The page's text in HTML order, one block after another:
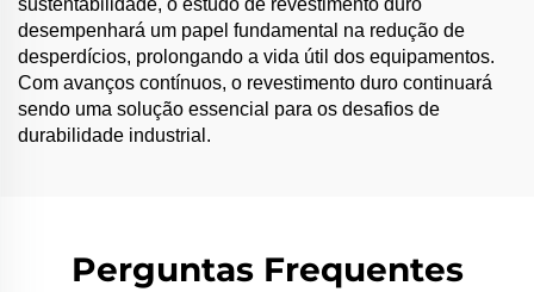
sustentabilidade, o estudo de revestimento duro
desempenhará um papel fundamental na redução de
desperdícios, prolongando a vida útil dos equipamentos.
Com avanços contínuos, o revestimento duro continuará
sendo uma solução essencial para os desafios de
durabilidade industrial.
Perguntas Frequentes